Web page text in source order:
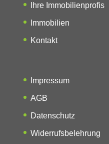
Ihre Immobilienprofis
Immobilien
Kontakt
Impressum
AGB
Datenschutz
Widerrufsbelehrung